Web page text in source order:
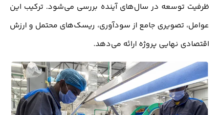
ظرفیت توسعه در سال‌های آینده بررسی می‌شود. ترکیب این
عوامل، تصویری جامع از سودآوری، ریسک‌های محتمل و ارزش
اقتصادی نهایی پروژه ارائه می‌دهد.